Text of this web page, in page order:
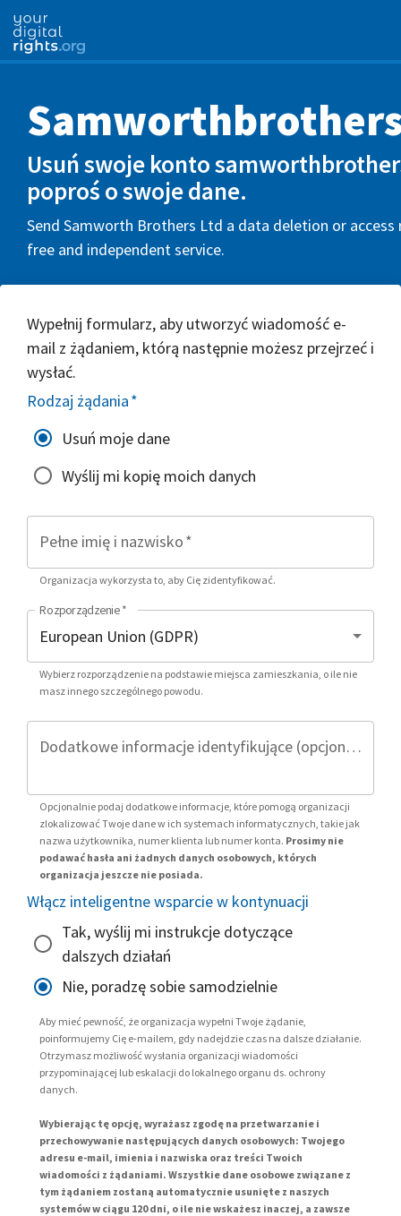
Usuń swoje konto
poproś o swoje dane.
Send Samworth Brothers Ltd a data deletion or
free and independent service.
Wypełnij formularz, aby utworzyć wiadomość e-
mail z żądaniem, którą następnie możesz przejrzeć i
wysłać.
Rodzaj żądania*
Usuń moje dane
Wyślij mi kopię moich danych
Pełne imię i nazwisko*
Organizacja wykorzysta to, aby Cię zidentyfikować.
Rozporządzenie*
Wybierz rozporządzenie na podstawie miejsca zamieszkania, o ile nie
masz innego szczególnego powodu.
Dodatkowe informacje identyfikujące (opcjonalnie)
Opcjonalnie podaj dodatkowe informacje, które pomogą organizacji
zlokalizować Twoje dane w ich systemach informatycznych, takie jak
nazwa użytkownika, numer klienta lub numer konta. Prosimy nie
podawać hasła ani żadnych danych osobowych, których
organizacja jeszcze nie posiada.
Włącz inteligentne wsparcie w kontynuacji
Tak, wyślij mi instrukcje dotyczące
dalszych działań
Nie, poradzę sobie samodzielnie
Aby mieć pewność, że organizacja wypełni Twoje żądanie,
poinformujemy Cię e-mailem, gdy nadejdzie czas na dalsze działanie.
Otrzymasz możliwość wysłania organizacji wiadomości
przypominającej lub eskalacji do lokalnego organu ds. ochrony
danych.
Wybierając tę opcję, wyrażasz zgodę na przetwarzanie i
przechowywanie następujących danych osobowych: Twojego
adresu e-mail, imienia i nazwiska oraz treści Twoich
wiadomości z żądaniami. Wszystkie dane osobowe związane z
tym żądaniem zostaną automatycznie usunięte z naszych
systemów w ciągu 120 dni, o ile nie wskażesz inaczej, a zawsze